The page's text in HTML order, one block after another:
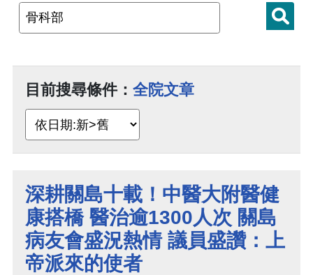
目前搜尋條件： 全院文章
深耕關島十載！中醫大附醫健
康搭橋 醫治逾1300人次 關島
病友會盛況熱情 議員盛讚：上
帝派來的使者